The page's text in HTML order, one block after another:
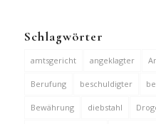
Schlagwörter
amtsgericht angeklagter
Berufung beschuldigter
Bewährung diebstahl